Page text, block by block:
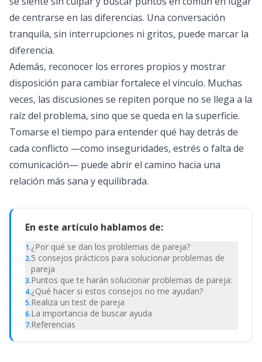
de centrarse en las diferencias. Una conversación
tranquila, sin interrupciones ni gritos, puede marcar la
diferencia.
Además, reconocer los errores propios y mostrar
disposición para cambiar fortalece el vínculo. Muchas
veces, las discusiones se repiten porque no se llega a la
raíz del problema, sino que se queda en la superficie.
Tomarse el tiempo para entender qué hay detrás de
cada conflicto —como inseguridades, estrés o falta de
comunicación— puede abrir el camino hacia una
relación más sana y equilibrada.
En este artículo hablamos de:
1.¿Por qué se dan los problemas de pareja?
2.5 consejos prácticos para solucionar problemas de
pareja
3.Puntos que te harán solucionar problemas de pareja:
4.¿Qué hacer si estos consejos no me ayudan?
5.Realiza un test de pareja
6.La importancia de buscar ayuda
7.Referencias